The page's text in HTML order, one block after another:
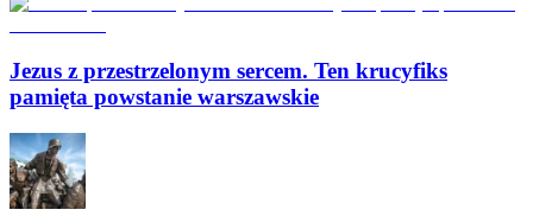
Jezus z przestrzelonym sercem. Ten krucyfiks
pamięta powstanie warszawskie